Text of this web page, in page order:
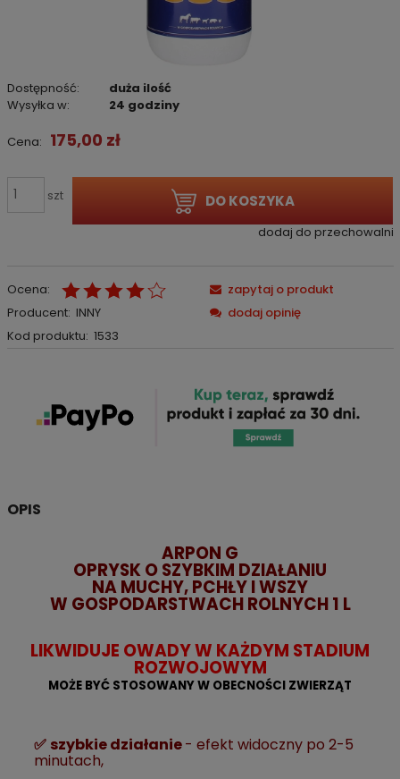
Dostępność:
duża ilość
Wysyłka w:
24 godziny
Cena: 175,00 zł
szt DO KOSZYKA
dodaj do przechowalni
Ocena:
Producent: INNY
Kod produktu: 1533
zapytaj o produkt
dodaj opinię
OPIS
ARPON G
OPRYSK O SZYBKIM DZIAŁANIU
NA MUCHY, PCHŁY I WSZY
W GOSPODARSTWACH ROLNYCH 1 L
LIKWIDUJE OWADY W KAŻDYM STADIUM
ROZWOJOWYM
MOŻE BYĆ STOSOWANY W OBECNOŚCI ZWIERZĄT
✅ szybkie działanie- efekt widoczny po 2-5
minutach,